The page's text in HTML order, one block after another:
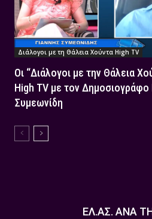
Διάλογοι με τη Θάλεια Χούντα High TV
Οι “Διάλογοι με την Θάλεια
High TV με τον Δημοσιογράφο
Συμεωνίδη
ΕΛ.ΑΣ. ΑΝΑ